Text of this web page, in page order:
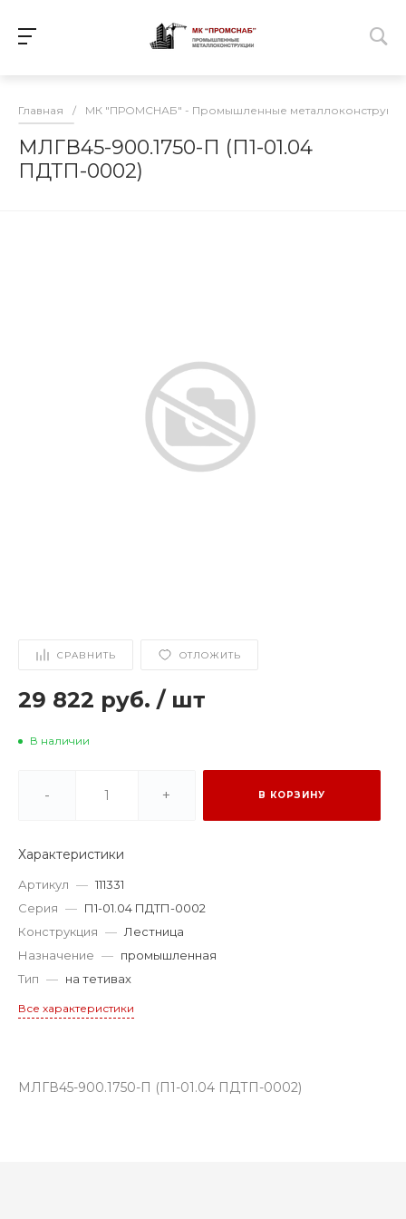
Главная / МК "ПРОМСНАБ" - Промышленные
МЛГВ45-900.1750-П (П1-01.04
ПДТП-0002)
СРАВНИТЬ ОТЛОЖИТЬ
29 822 руб. / шт
В наличии
- + В КОРЗИНУ
Характеристики
Артикул — 111331
Серия — П1-01.04 ПДТП-0002
Конструкция — Лестница
Назначение — промышленная
Тип — на тетивах
Все характеристики
МЛГВ45-900.1750-П (П1-01.04 ПДТП-0002)